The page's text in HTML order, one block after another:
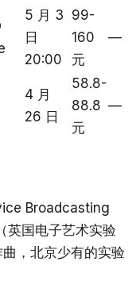
5 月 3
日
20:00
99-
160
元
—
4 月
26 日
58.8-
88.8
元
—
Broadcasting
（英国电子艺术实验
，北京少有的实验